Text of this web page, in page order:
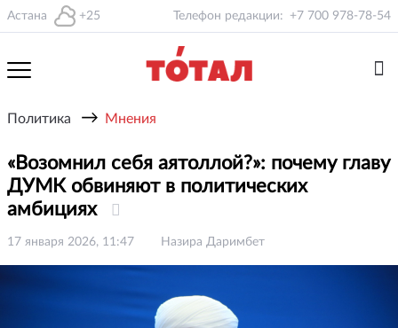
Астана +25 Телефон редакции: +7 700 978-78-54
Политика → Мнения
«Возомнил себя аятоллой?»: почему главу
ДУМК обвиняют в политических
амбициях
17 января 2026, 11:47 Назира Даримбет